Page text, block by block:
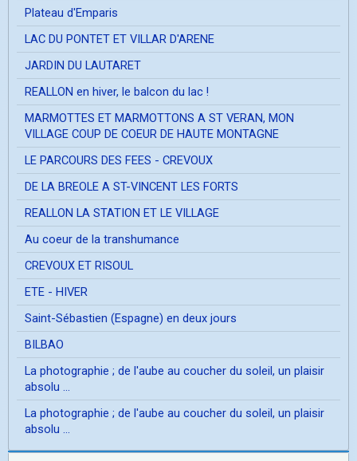
Plateau d'Emparis
LAC DU PONTET ET VILLAR D'ARENE
JARDIN DU LAUTARET
REALLON en hiver, le balcon du lac !
MARMOTTES ET MARMOTTONS A ST VERAN, MON
VILLAGE COUP DE COEUR DE HAUTE MONTAGNE
LE PARCOURS DES FEES - CREVOUX
DE LA BREOLE A ST-VINCENT LES FORTS
REALLON LA STATION ET LE VILLAGE
Au coeur de la transhumance
CREVOUX ET RISOUL
ETE - HIVER
Saint-Sébastien (Espagne) en deux jours
BILBAO
La photographie ; de l'aube au coucher du soleil, un plaisir
absolu ...
La photographie ; de l'aube au coucher du soleil, un plaisir
absolu ...